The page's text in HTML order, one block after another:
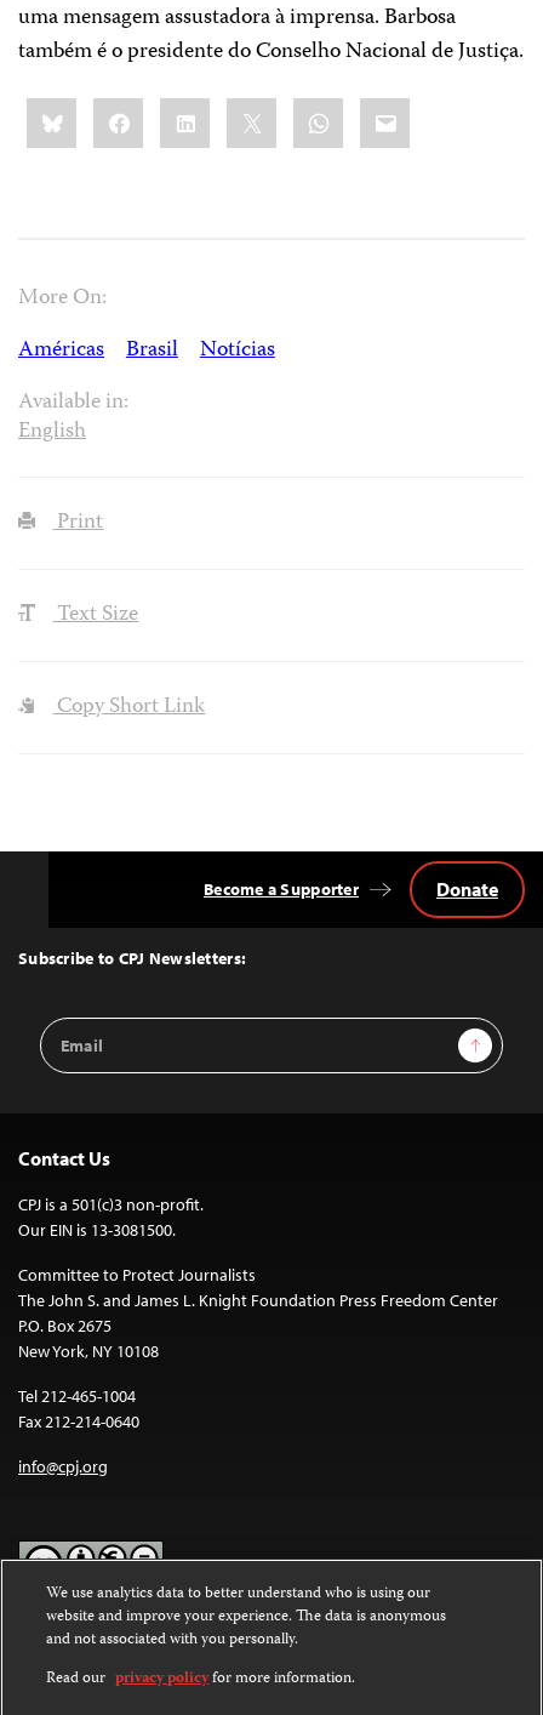
uma mensagem assustadora à imprensa. Barbosa
também é o presidente do Conselho Nacional de Justiça.
Share
this:BlueskyFacebookLinkedIn WhatsApp
Email
More On:
Américas
Brasil
Notícias
Available in:
English
Print
Text Size
Copy Short Link
Top
Subscribe to CPJ Newsletters:
Email
Address
Sign Up
Become a Supporter Donate
Contact Us
CPJ is a 501(c)3 non-profit.
Our EIN is 13-3081500.
Committee to Protect Journalists
The John S. and James L. Knight Foundation Press Freedom Center
P.O. Box 2675
New York, NY 10108
Tel 212-465-1004
Fax 212-214-0640
info@cpj.org
Except where noted, text on this website is licensed under a
Commons Attribution-NonCommercial-NoDerivatives 4.0
International License.
We use analytics data to better understand who is using our
website and improve your experience. The data is anonymous
and not associated with you personally.
Read our privacy policyfor more information.